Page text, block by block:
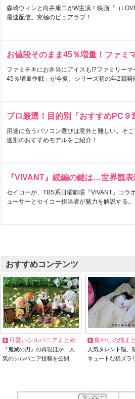
森崎ウィンと向井康二がW主演！映画『（
最速配信。究極のピュアラブ！
お値段そのまま45％増量！ファミ
ファミチキにお弁当にアイスも!?ファミリー
45％増量作戦」が今夏、シリーズ初の年2回開
プロ厳選！目的別「おすすめPC９
用途に合うパソコン選びは意外と難しい。そ
途別のおすすめモデルをご紹介！
『VIVANT』続編の鍵は…世界観
セイコーが、TBS系日曜劇場『VIVANT』コラ
ューサーとセイコー担当者が魅力を解説する。
おすすめコンテンツ
可愛いシルバニアまとめ
『鬼滅の刃』の再現ほか、人
気のシルバニア投稿を公開
癒やしの猫ま
人気タレント猫
キュートな猫ズラ